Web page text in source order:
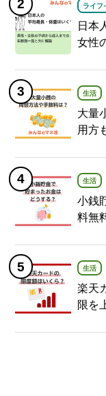
ライフ
日本
女性
生活
大量
用方
生活
小銭
料無
生活
楽天
限を